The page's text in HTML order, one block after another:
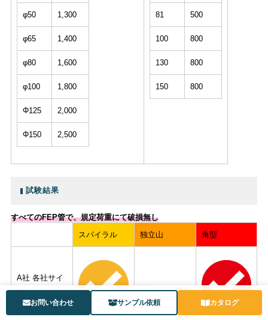
φ50 1,300
φ65 1,400
φ80 1,600
φ100 1,800
Φ125 2,000
Φ150 2,500
81 500
100 800
130 800
150 800
試験結果
すべてのFEP管で、規定荷重にて破損無し
スパイラル
独立山 角型
A社 各社サイ
ズ
お問い合わせ サンプル依頼 カタログ